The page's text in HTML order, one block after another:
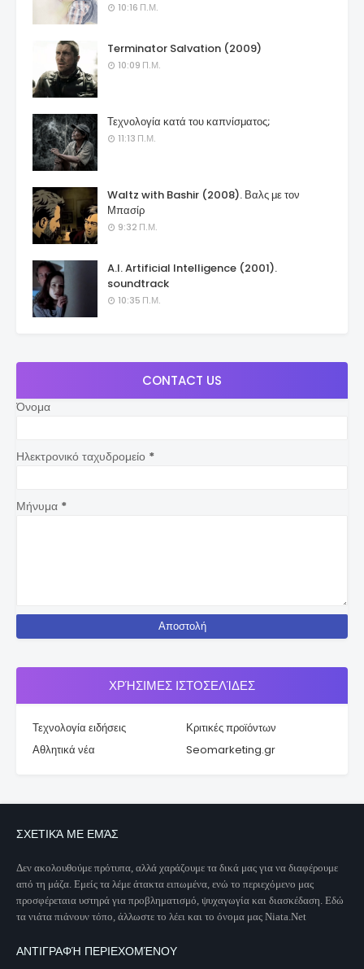
10:16 Π.Μ.
Terminator Salvation (2009)
10:09 Π.Μ.
Τεχνολογία κατά του καπνίσματος;
11:13 Π.Μ.
Waltz with Bashir (2008). Βαλς με τον
Μπασίρ
9:32 Π.Μ.
A.I. Artificial Intelligence (2001).
soundtrack
10:35 Π.Μ.
CONTACT US
Όνομα
Ηλεκτρονικό ταχυδρομείο *
Μήνυμα *
ΧΡΉΣΙΜΕΣ ΙΣΤΟΣΕΛΊΔΕΣ
Τεχνολογία ειδήσεις
Κριτικές προϊόντων
Αθλητικά νέα
Seomarketing.gr
ΣΧΕΤΙΚΆ ΜΕ ΕΜΆΣ
Δεν ακολουθούμε πρότυπα, αλλά χαράζουμε τα δικά μας για να διαφέρουμε
από τη μάζα. Εμείς τα λέμε άτακτα ειπωμένα, ενώ το περιεχόμενο μας
προσφέρεταια υστηρά για προβληματισμό, ψυχαγωγία και διασκέδαση. Εδώ
τα νιάτα πιάνουν τόπο, άλλωστε το λέει και το όνομα μας Niata.Net
ΑΝΤΙΓΡΑΦΉ ΠΕΡΙΕΧΟΜΈΝΟΥ